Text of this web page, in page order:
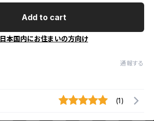
Add to cart
日本国内にお住まいの方向け
通報する
(1)